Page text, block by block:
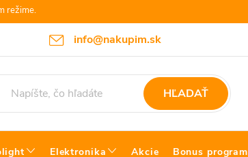
režime.
info@nakupim.sk
Platby a Doprava Blog Bosch náradie
HĽADAŤ
Elektronika Akcie Bonus program